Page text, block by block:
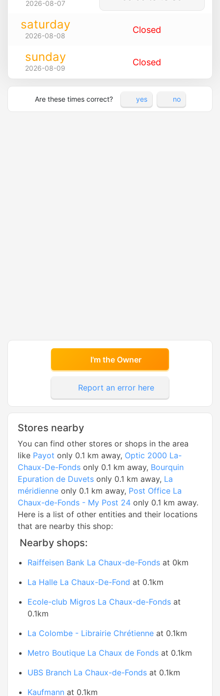
2026-08-07
saturday
2026-08-08
Closed
sunday
2026-08-09
Closed
Are these times correct? yes no
I'm the Owner
Report an error here
Stores nearby
You can find other stores or shops in the area
like Payot only 0.1 km away, Optic 2000 La-
Chaux-De-Fonds only 0.1 km away, Bourquin
Epuration de Duvets only 0.1 km away, La
méridienne only 0.1 km away, Post Office La
Chaux-de-Fonds - My Post 24 only 0.1 km away.
Here is a list of other entities and their locations
that are nearby this shop:
Nearby shops:
Raiffeisen Bank La Chaux-de-Fonds at 0km
La Halle La Chaux-De-Fond at 0.1km
Ecole-club Migros La Chaux-de-Fonds at
0.1km
La Colombe - Librairie Chrétienne at 0.1km
Metro Boutique La Chaux de Fonds at 0.1km
UBS Branch La Chaux-de-Fonds at 0.1km
Kaufmann at 0.1km